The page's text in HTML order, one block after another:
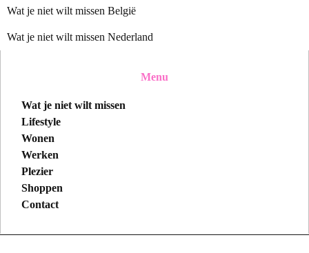
Wat je niet wilt missen België
Wat je niet wilt missen Nederland
Menu
Wat je niet wilt missen
Lifestyle
Wonen
Werken
Plezier
Shoppen
Contact